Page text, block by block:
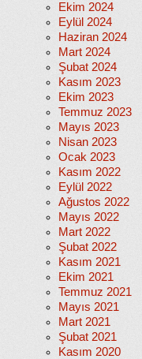
Ekim 2024
Eylül 2024
Haziran 2024
Mart 2024
Şubat 2024
Kasım 2023
Ekim 2023
Temmuz 2023
Mayıs 2023
Nisan 2023
Ocak 2023
Kasım 2022
Eylül 2022
Ağustos 2022
Mayıs 2022
Mart 2022
Şubat 2022
Kasım 2021
Ekim 2021
Temmuz 2021
Mayıs 2021
Mart 2021
Şubat 2021
Kasım 2020